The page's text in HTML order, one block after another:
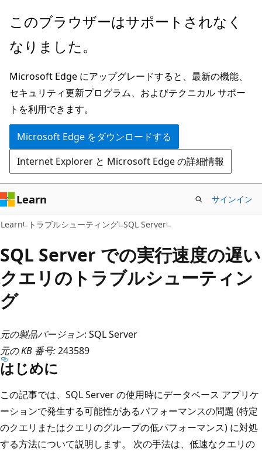
メ
ン
ン
テ
ン
ツ
に
ス
キ
ッ
プ
このブラウザーはサポートされなく
なりました。
Microsoft Edge にアップグレードすると、最新の機能、
セキュリティ更新プログラム、およびテクニカル サポー
トを利用できます。
Microsoft Edge をダウンロードする
Internet Explorer と Microsoft Edge の詳細情報
Learn サインイン
Learn トラブルシューティング SQL Server
SQL Server での実行速度の遅い
クエリのトラブルシューティン
グ
元の製品バージョン: SQL Server
元の KB 番号:243589
はじめに
この記事では、SQL Server の使用時にデータベース アプリケ
ーションで発生する可能性があるパフォーマンスの問題 (特定
のクエリまたはクエリのグループの低パフォーマンス) に対処
する方法について説明します。 次の手法は、低速なクエリの